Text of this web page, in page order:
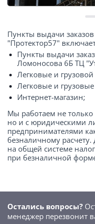
Пункты выдачи
"Протектор57"
Пункты выдачи
Ломоносова 6Б ТЦ
Легковые и
Легковые и
Интернет-магазин;
Мы работаем не
но и с юридическими
предпринимателями
безналичному
на общей системе
при безналичной
Остались вопросы?
менеджер перезвонит